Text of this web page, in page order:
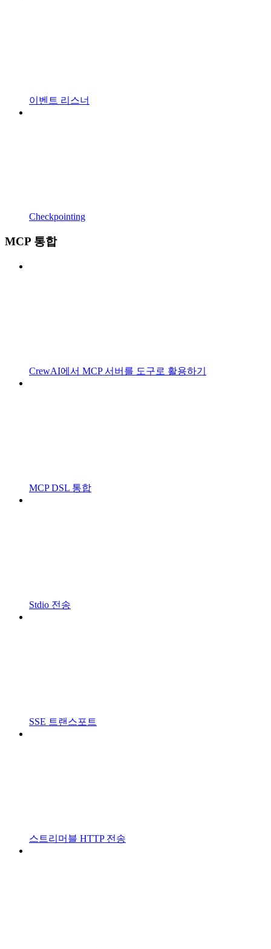
이벤트 리스너
Checkpointing
MCP 통합
CrewAI에서 MCP 서버를 도구로 활용하기
MCP DSL 통합
Stdio 전송
SSE 트랜스포트
스트리머블 HTTP 전송